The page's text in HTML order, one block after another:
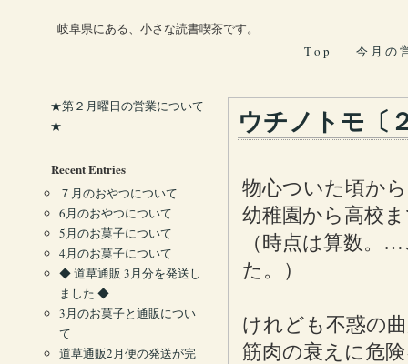
岐阜県にある、小さな読書喫茶です。
T o p
今 月 の
ウチノトモ〔
物心ついた頃か
幼稚園から高校
（時点は算数。
た。）
けれども不惑の
筋肉の衰えに危
★第２月曜日の営業について
★
Recent Entries
７月のおやつについて
6月のおやつについて
5月のお菓子について
4月のお菓子について
◆ 道草通販 3月分を発送し
ました ◆
3月のお菓子と通販につい
て
道草通販2月便の発送が完